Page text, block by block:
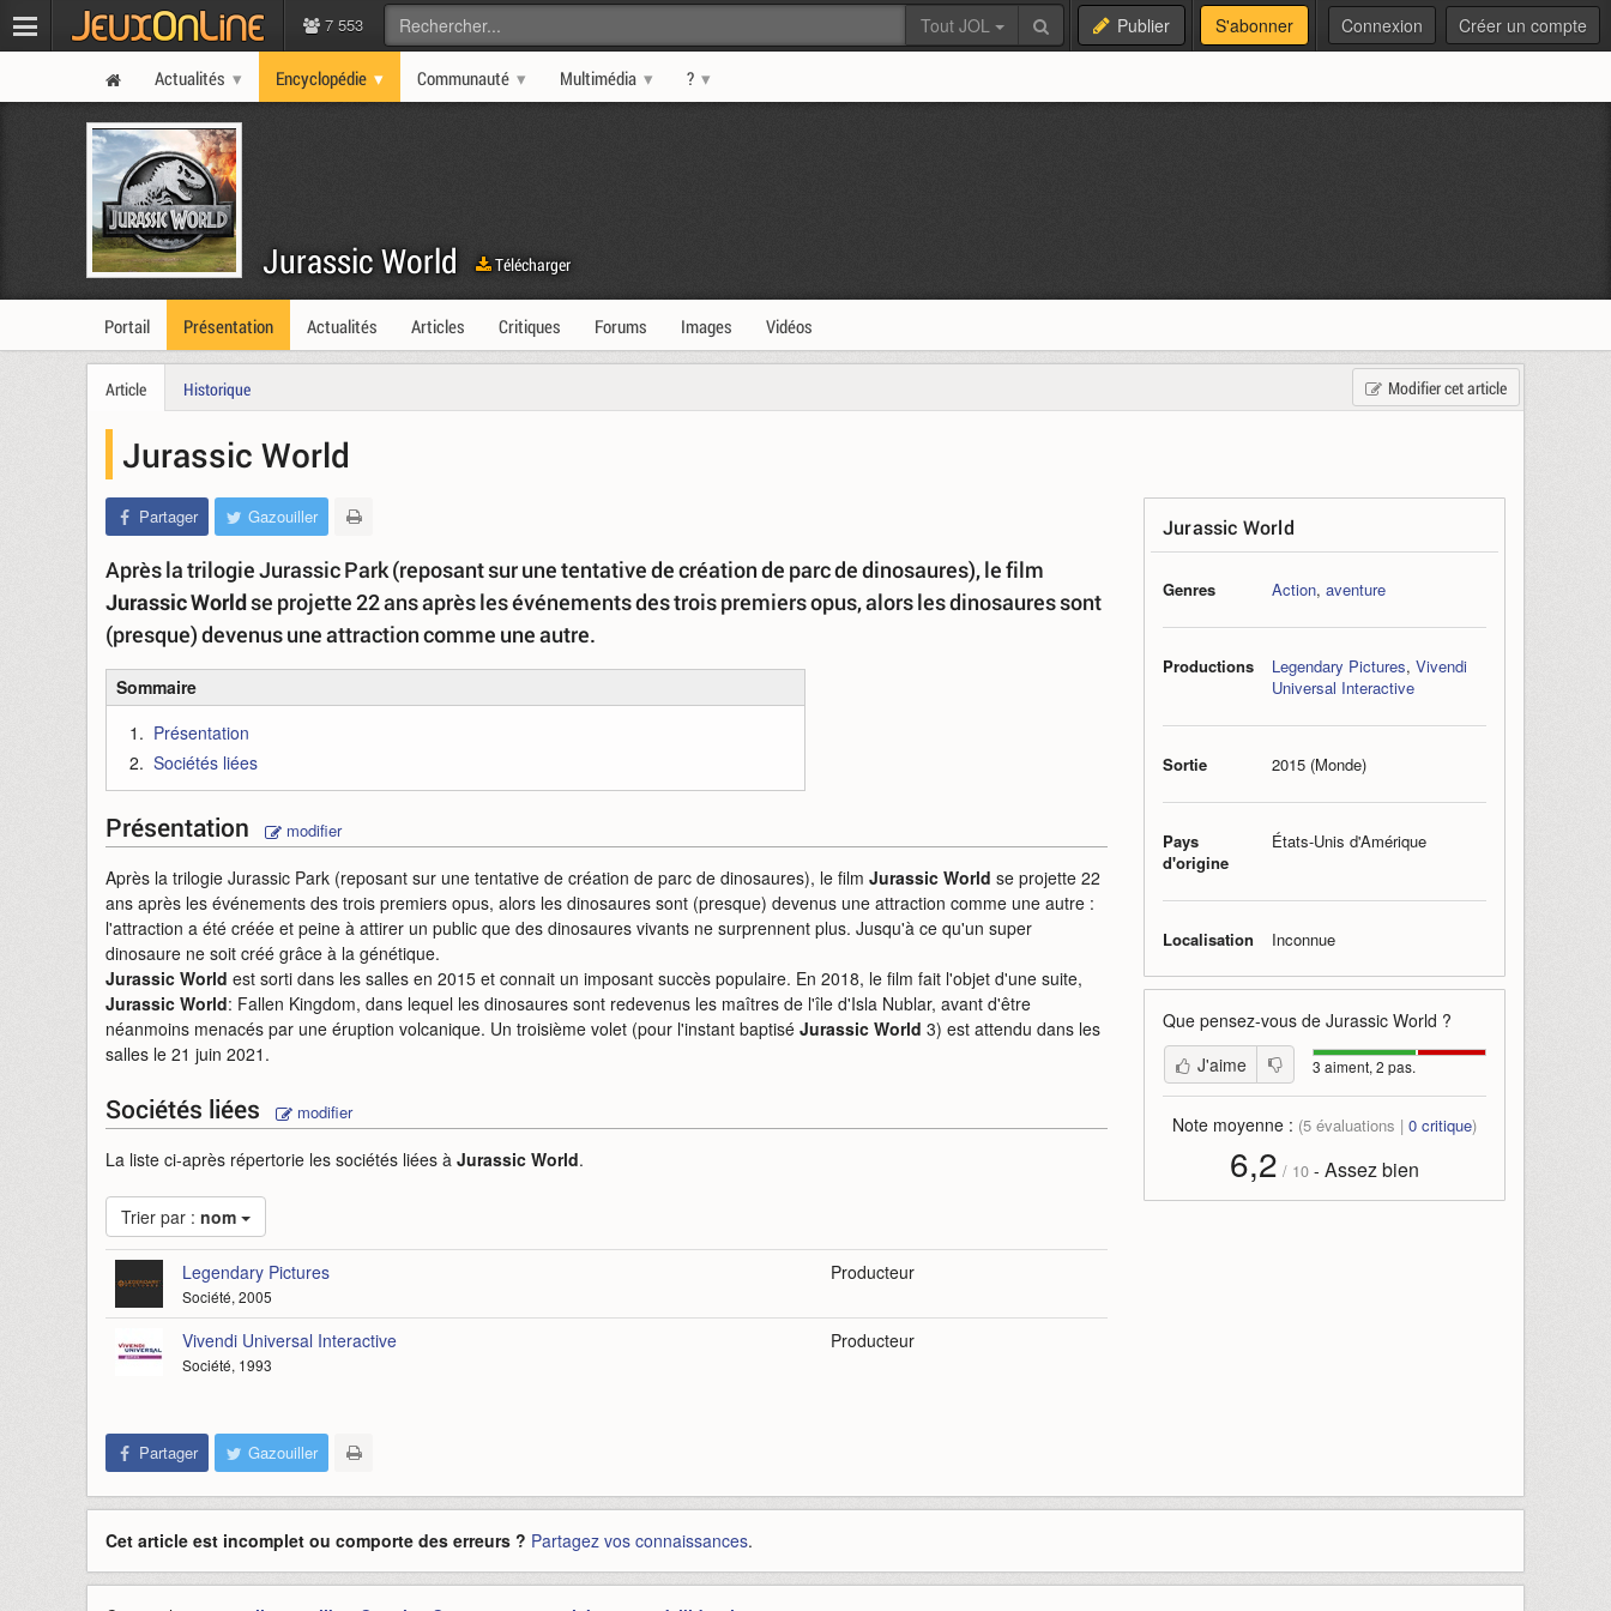
7 553 Tout JOL Publier S'abonner Connexion Créer un compte
Actualités Encyclopédie Communauté Multimédia ?
Jurassic World Télécharger
Portail Présentation Actualités Articles Critiques Forums Images Vidéos
Modifier cet article
Article Historique
Jurassic World
Jurassic World
Genres Action, aventure
Productions Legendary Pictures, Vivendi
Universal Interactive
Sortie 2015 (Monde)
Pays
d'origine
États-Unis d'Amérique
Localisation Inconnue
Que pensez-vous de Jurassic World ?
3 aiment, 2 pas.
J'aime
Note moyenne : (5 évaluations | 0 critique)
6,2 / 10 - Assez bien
Partager Gazouiller
Après la trilogie Jurassic Park (reposant sur une tentative de création de parc de dinosaures), le film
Jurassic Worldse projette 22 ans après les événements des trois premiers opus, alors les dinosaures sont
(presque) devenus une attraction comme une autre.
Sommaire
Présentation
Sociétés liées
Présentation modifier
Après la trilogie Jurassic Park (reposant sur une tentative de création de parc de dinosaures), le film Jurassic World se projette 22
ans après les événements des trois premiers opus, alors les dinosaures sont (presque) devenus une attraction comme une autre :
l'attraction a été créée et peine à attirer un public que des dinosaures vivants ne surprennent plus. Jusqu'à ce qu'un super
dinosaure ne soit créé grâce à la génétique.
Jurassic World est sorti dans les salles en 2015 et connait un imposant succès populaire. En 2018, le film fait l'objet d'une suite,
Jurassic World: Fallen Kingdom, dans lequel les dinosaures sont redevenus les maîtres de l'île d'Isla Nublar, avant d'être
néanmoins menacés par une éruption volcanique. Un troisième volet (pour l'instant baptisé Jurassic World 3) est attendu dans les
salles le 21 juin 2021.
Sociétés liées modifier
La liste ci-après répertorie les sociétés liées à Jurassic World.
Trier par : nom
Legendary Pictures
Société, 2005
Producteur
Vivendi Universal Interactive
Société, 1993
Producteur
Partager Gazouiller
Cet article est incomplet ou comporte des erreurs ? Partagez vos connaissances.